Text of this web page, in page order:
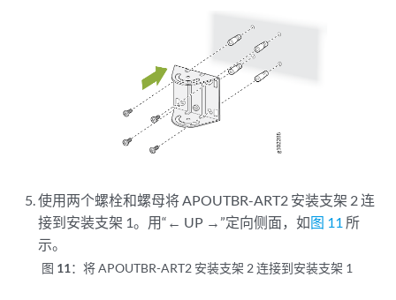
使用两个螺栓和螺母将 APOUTBR-ART2 安装支架 2 连
接到安装支架 1。用“← UP →”定向侧面，如图 11 所
示。
图 11：将 APOUTBR-ART2 安装支架 2 连接到安装支架 1